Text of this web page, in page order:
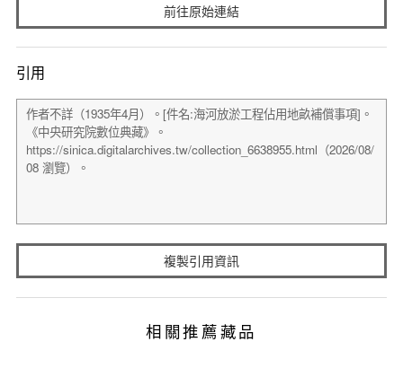
前往原始連結
引用
複製引用資訊
相關推薦藏品